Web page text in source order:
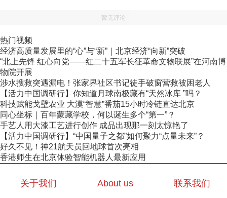
暂无评论
热门视频
经济高质量发展里的“心”与“新”｜北京经济“向新”突破
“北上先锋 红心向党——红二十五军长征革命文物联展”在河南博
物院开展
涉水搜救突遇漏电！张家界社区书记徒手破窗营救被困老人
【活力中国调研行】你知道月球南极藏有“天然冰库 ”吗？
科技赋能戈壁农业 大漠“智慧”番茄15小时冷链直达北京
同心坐标｜百年蒙藏学校，何以诞生多个“第一”？
手艺人用大漆工艺进行创作 成品出现那一刻太惊艳了
【活力中国调研行】“中国量子之都”如何聚力“点量未来”？
好久不见！神21航天员回地球首次亮相
香港师生在北京体验智能机器人最新应用
关于我们 About us 联系我们